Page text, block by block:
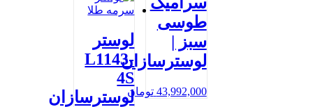
طوسی
سبز |
لوسترسازان
43,992,000 تومان
لوستر
L1143-
4S
لوسترسازان